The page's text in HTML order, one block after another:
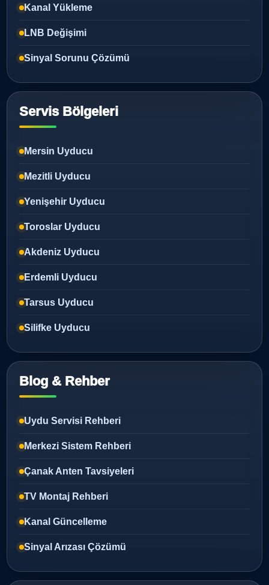
Kanal Yükleme
LNB Değişimi
Sinyal Sorunu Çözümü
Servis Bölgeleri
Mersin Uyducu
Mezitli Uyducu
Yenişehir Uyducu
Toroslar Uyducu
Akdeniz Uyducu
Erdemli Uyducu
Tarsus Uyducu
Silifke Uyducu
Blog & Rehber
Uydu Servisi Rehberi
Merkezi Sistem Rehberi
Çanak Anten Tavsiyeleri
TV Montaj Rehberi
Kanal Güncelleme
Sinyal Arızası Çözümü